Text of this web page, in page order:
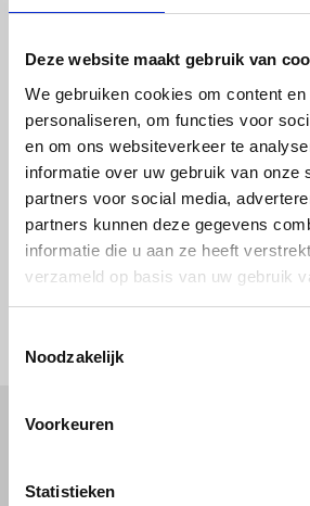
Deze website maakt gebruik van
We gebruiken cookies om content
personaliseren, om functies voor
en om ons websiteverkeer te
informatie over uw gebruik van onze
partners voor social media,
partners kunnen deze gegevens
informatie die u aan ze heeft
verzameld op basis van uw gebruik
Noodzakelijk
Voorkeuren
Statistieken
Gekleurd Acrylaat -
Zinc Yellow - 2030 x
1520 x 8mm
check_circle
Plexiglas